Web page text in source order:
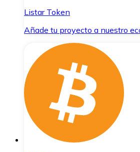
Listar Token
Añade tu proyecto a nuestro